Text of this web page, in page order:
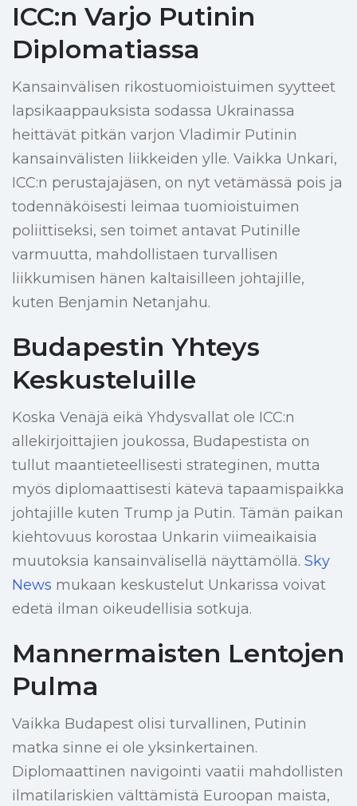
ICC:n Varjo Putinin
Diplomatiassa
Kansainvälisen rikostuomioistuimen syytteet
lapsikaappauksista sodassa Ukrainassa
heittävät pitkän varjon Vladimir Putinin
kansainvälisten liikkeiden ylle. Vaikka Unkari,
ICC:n perustajajäsen, on nyt vetämässä pois ja
todennäköisesti leimaa tuomioistuimen
poliittiseksi, sen toimet antavat Putinille
varmuutta, mahdollistaen turvallisen
liikkumisen hänen kaltaisilleen johtajille,
kuten Benjamin Netanjahu.
Budapestin Yhteys
Keskusteluille
Koska Venäjä eikä Yhdysvallat ole ICC:n
allekirjoittajien joukossa, Budapestista on
tullut maantieteellisesti strateginen, mutta
myös diplomaattisesti kätevä tapaamispaikka
johtajille kuten Trump ja Putin. Tämän paikan
kiehtovuus korostaa Unkarin viimeaikaisia
muutoksia kansainvälisellä näyttämöllä. Sky
News mukaan keskustelut Unkarissa voivat
edetä ilman oikeudellisia sotkuja.
Mannermaisten Lentojen
Pulma
Vaikka Budapest olisi turvallinen, Putinin
matka sinne ei ole yksinkertainen.
Diplomaattinen navigointi vaatii mahdollisten
ilmatilariskien välttämistä Euroopan maista,